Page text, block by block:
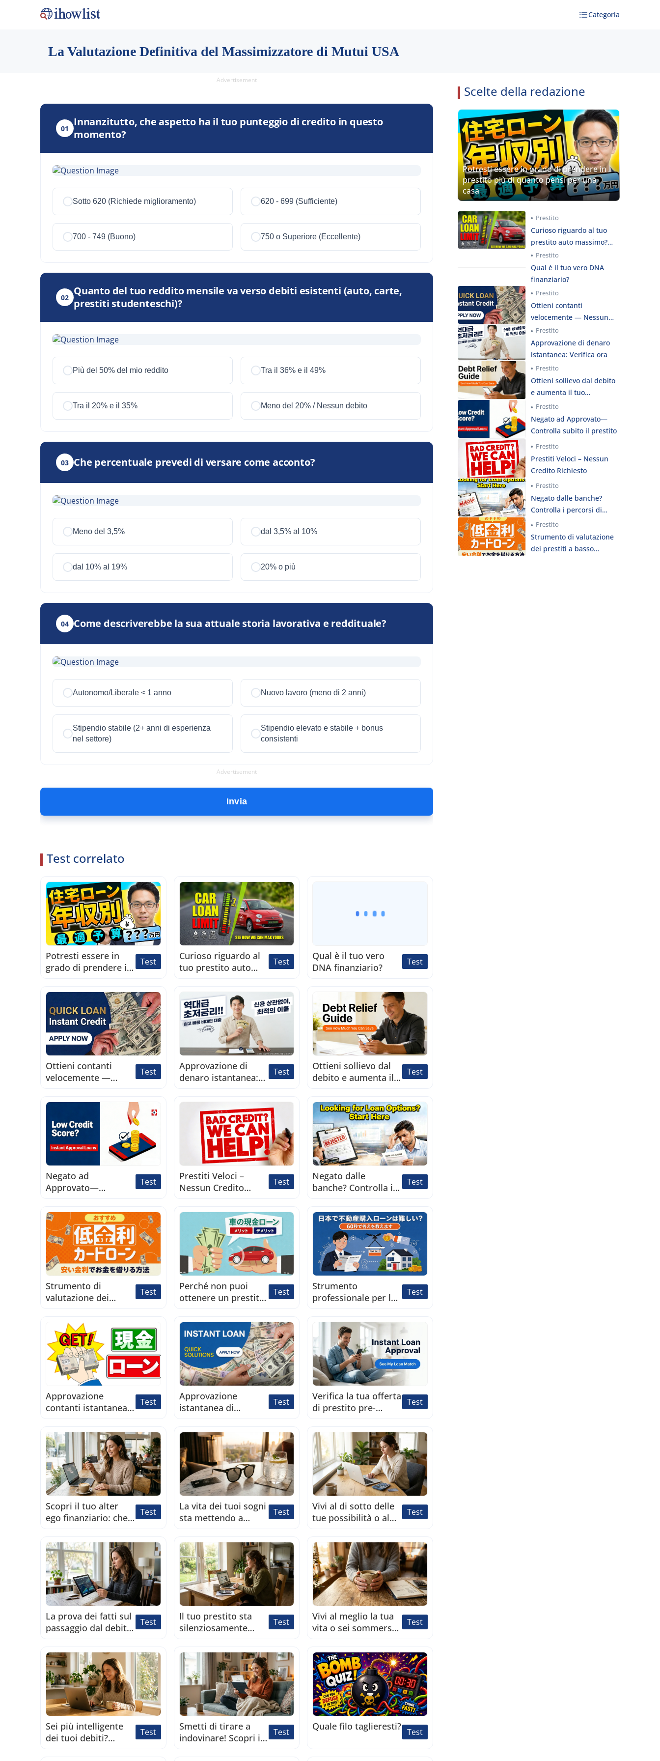
Categoria
La Valutazione Definitiva del Massimizzatore di Mutui USA
Advertisement
01
Innanzitutto, che aspetto ha il tuo punteggio di credito in questo
momento?
Sotto 620 (Richiede miglioramento) 620 - 699 (Sufficiente)
700 - 749 (Buono) 750 o Superiore (Eccellente)
02 Quanto del tuo reddito mensile va verso debiti esistenti (auto, carte,
prestiti studenteschi)?
Più del 50% del mio reddito Tra il 36% e il 49%
Tra il 20% e il 35% Meno del 20% / Nessun debito
03 Che percentuale prevedi di versare come acconto?
Meno del 3,5% dal 3,5% al 10%
dal 10% al 19% 20% o più
04 Come descriverebbe la sua attuale storia lavorativa e reddituale?
Autonomo/Liberale < 1 anno Nuovo lavoro (meno di 2 anni)
Stipendio stabile (2+ anni di esperienza
nel settore)
Stipendio elevato e stabile + bonus
consistenti
Advertisement
Invia
Test correlato
Potresti essere in
grado di prendere in
quanto pensi per
Test
Curioso riguardo al
tuo prestito auto
Test
Qual è il tuo vero
DNA finanziario?
Test
Ottieni contanti
velocemente —
credito
Test
Approvazione di
denaro istantanea:
Test
Ottieni sollievo dal
debito e aumenta il
Test
Negato ad
Approvato—
prestito
Test
Prestiti Veloci –
Nessun Credito
Test
Negato dalle
banche? Controlla i
istantaneo
Test
Strumento di
valutazione dei
interesse del
Giappone
Test
Perché non puoi
ottenere un prestito
rapido
Test
Strumento
professionale per la
l'idoneità dei prestiti
immobiliari
giapponesi
Test
Approvazione
contanti istantanea:
Test
Approvazione
istantanea di
ora
Test
Verifica la tua offerta
di prestito pre-
minuto, senza alcun
impatto sul tuo
punteggio di credito.
Test
Scopri il tuo alter
ego finanziario: che
Test
La vita dei tuoi sogni
sta mettendo a
Scoprilo subito!
Test
Vivi al di sotto delle
tue possibilità o al
limite di prestito
ideale!
Test
La prova dei fatti sul
passaggio dal debito
finanziaria: quanto
sei davvero vicino?
Test
Il tuo prestito sta
silenziosamente
conto in banca? Fai
un breve test di 2
minuti.
Test
Vivi al meglio la tua
vita o sei sommerso
tuo vero livello di
stress legato ai
prestiti!
Test
Sei più intelligente
dei tuoi debiti?
Test
Smetti di tirare a
indovinare! Scopri il
Test Quale filo taglieresti? Test
Scelte della redazione
Potresti essere in grado di prendere in
prestito più di quanto pensi per una
casa
Prestito
Curioso riguardo al tuo
prestito auto massimo?
Prova ora
Prestito
Qual è il tuo vero DNA
finanziario?
Prestito
Ottieni contanti
velocemente — Nessun
controllo del credito
Prestito
Approvazione di denaro
istantanea: Verifica ora
Prestito
Ottieni sollievo dal debito
e aumenta il tuo
punteggio
Prestito
Negato ad Approvato—
Controlla subito il prestito
Prestito
Prestiti Veloci – Nessun
Credito Richiesto
Prestito
Negato dalle banche?
Controlla i percorsi di
prestito istantaneo
Prestito
Strumento di valutazione
dei prestiti a basso